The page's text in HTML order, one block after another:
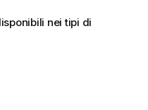
nei tipi di